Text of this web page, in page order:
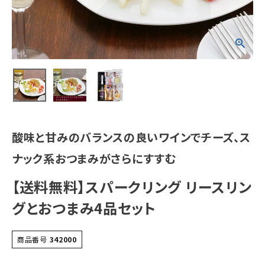
酸味と甘みのバランスの良いワインでチーズ、ス
ナック系おつまみがさらにすすむ
【送料無料】スパークリング リースリン
グとおつまみ4品セット
商品番号 342000